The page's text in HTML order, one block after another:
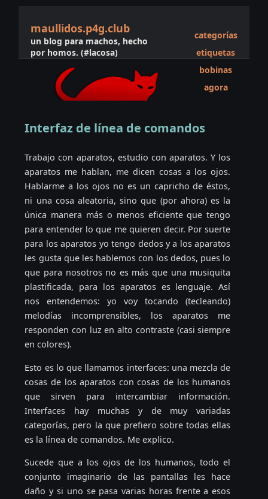
categorías
etiquetas
bobinas
agora
maullidos.p4g.club
un blog para machos, hecho
por homos. (#lacosa)
Interfaz de línea de comandos
Trabajo con aparatos, estudio con aparatos. Y los
aparatos me hablan, me dicen cosas a los ojos.
Hablarme a los ojos no es un capricho de éstos,
ni una cosa aleatoria, sino que (por ahora) es la
única manera más o menos eficiente que tengo
para entender lo que me quieren decir. Por suerte
para los aparatos yo tengo dedos y a los aparatos
les gusta que les hablemos con los dedos, pues lo
que para nosotros no es más que una musiquita
plastificada, para los aparatos es lenguaje. Así
nos entendemos: yo voy tocando (tecleando)
melodías incomprensibles, los aparatos me
responden con luz en alto contraste (casi siempre
en colores).
Esto es lo que llamamos interfaces: una mezcla de
cosas de los aparatos con cosas de los humanos
que sirven para intercambiar información.
Interfaces hay muchas y de muy variadas
categorías, pero la que prefiero sobre todas ellas
es la línea de comandos. Me explico.
Sucede que a los ojos de los humanos, todo el
conjunto imaginario de las pantallas les hace
daño y si uno se pasa varias horas frente a esos